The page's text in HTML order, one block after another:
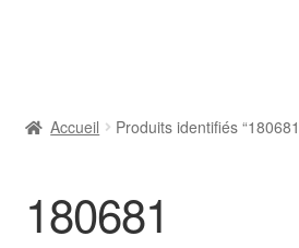
Livraison
Accueil Produits identifiés
180681